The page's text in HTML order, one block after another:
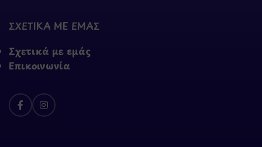
ΣΧΕΤΙΚΑ ΜΕ ΕΜΑΣ
Σχετικά με εμάς
Επικοινωνία